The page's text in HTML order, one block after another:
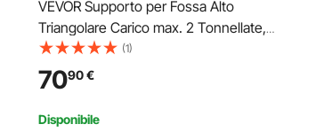
VEVOR Supporto per Fossa Alto
Triangolare Carico max. 2 Tonnellate,
Cavalletto di Supporto da Fossa Altezza
Regolabile 120-215 cm, Cuscinetti,
Supporto per Asse di Sollevamento da
Officina Garage
(1)
7090€
Disponibile